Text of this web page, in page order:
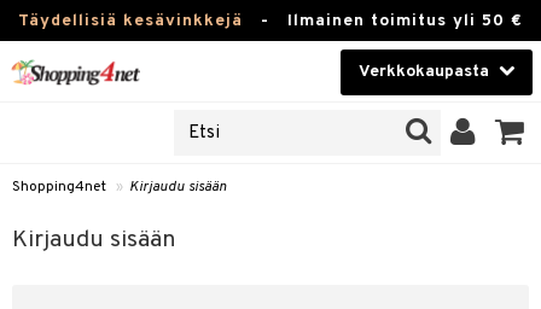
Täydellisiä kesävinkkejä - Ilmainen toimitus yli 50 €
Verkkokaupasta
Piilolinssit
Luontaistuotteet
Shopping4net » Kirjaudu sisään
Kirjaudu sisään
sisään